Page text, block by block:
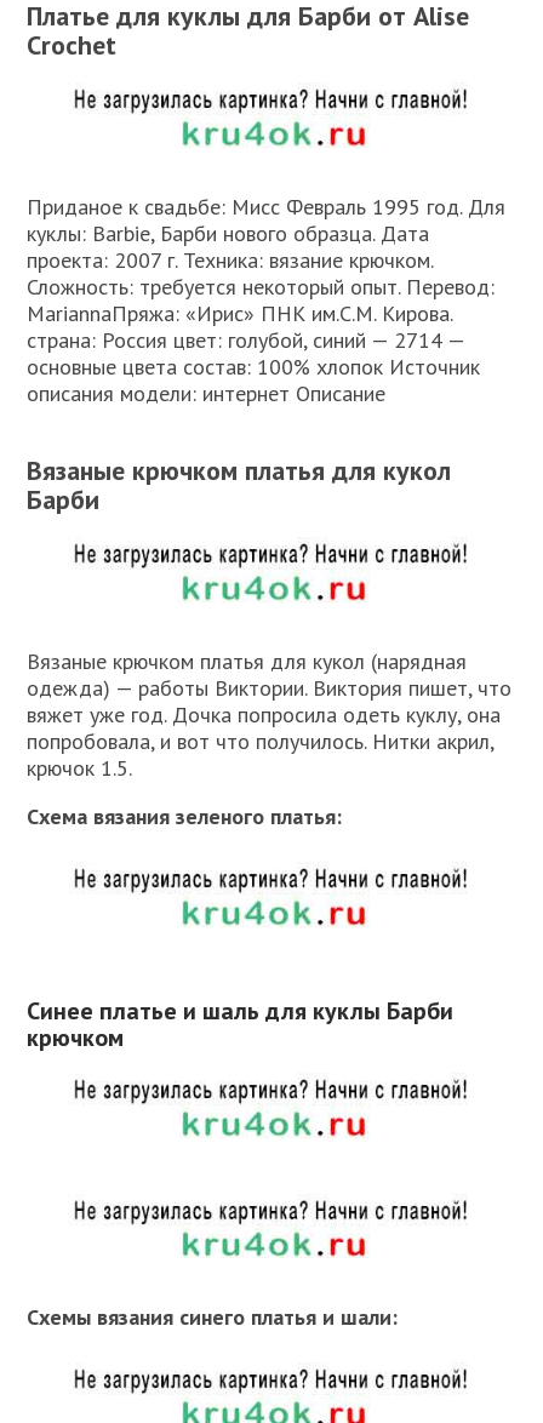
Платье для куклы для Барби от Alise
Crochet
Приданое к свадьбе: Мисс Февраль 1995 год. Для
куклы: Barbie, Барби нового образца. Дата
проекта: 2007 г. Техника: вязание крючком.
Сложность: требуется некоторый опыт. Перевод:
MariannaПряжа: «Ирис» ПНК им.С.М. Кирова.
страна: Россия цвет: голубой, синий — 2714 —
основные цвета состав: 100% хлопок Источник
описания модели: интернет Описание
Вязаные крючком платья для кукол
Барби
Вязаные крючком платья для кукол (нарядная
одежда) — работы Виктории. Виктория пишет, что
вяжет уже год. Дочка попросила одеть куклу, она
попробовала, и вот что получилось. Нитки акрил,
крючок 1.5.
Схема вязания зеленого платья:
Синее платье и шаль для куклы Барби
крючком
Схемы вязания синего платья и шали: